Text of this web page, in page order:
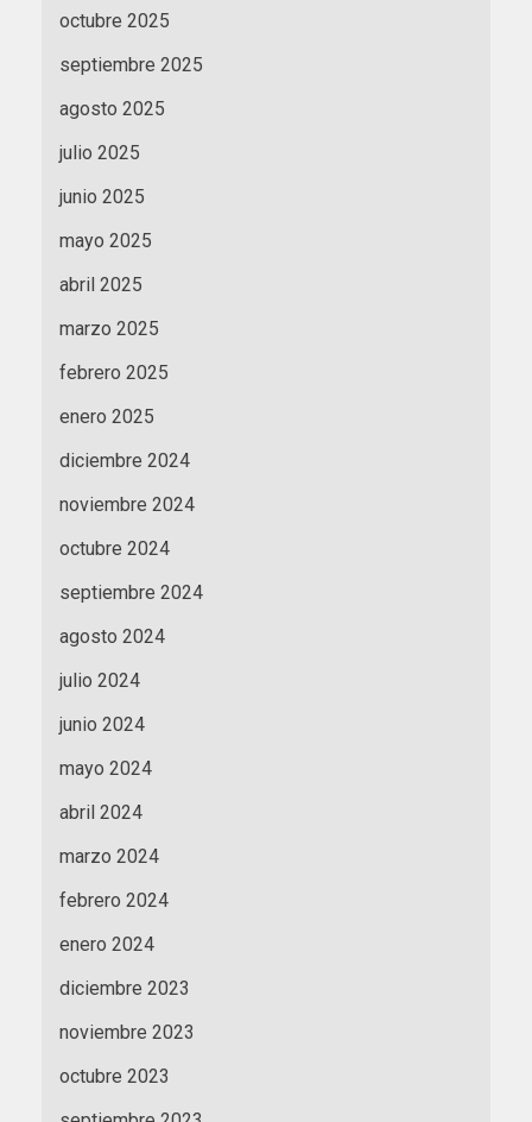
octubre 2025
septiembre 2025
agosto 2025
julio 2025
junio 2025
mayo 2025
abril 2025
marzo 2025
febrero 2025
enero 2025
diciembre 2024
noviembre 2024
octubre 2024
septiembre 2024
agosto 2024
julio 2024
junio 2024
mayo 2024
abril 2024
marzo 2024
febrero 2024
enero 2024
diciembre 2023
noviembre 2023
octubre 2023